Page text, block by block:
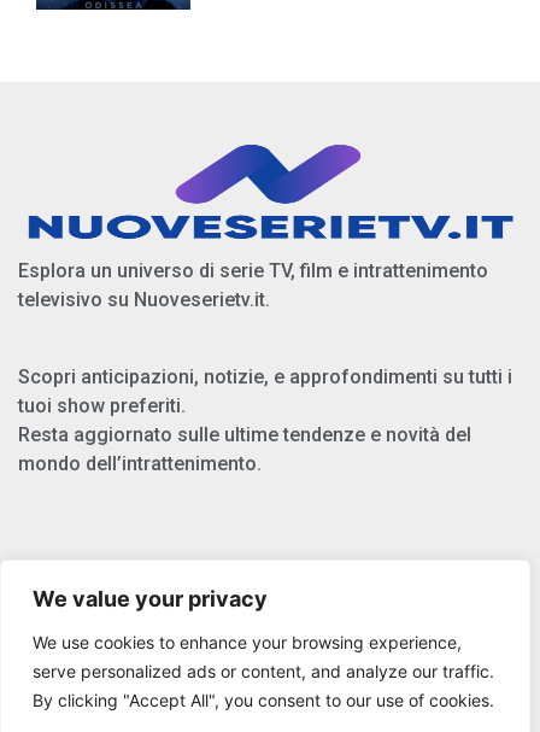
We value your privacy
We use cookies to enhance your browsing experience,
serve personalized ads or content, and analyze our traffic.
By clicking "Accept All", you consent to our use of cookies.
Esplora un universo di serie TV, film e intrattenimento
televisivo su Nuoveserietv.it.
Scopri anticipazioni, notizie, e approfondimenti su tutti i
tuoi show preferiti.
Resta aggiornato sulle ultime tendenze e novità del
mondo dell’intrattenimento.
Privacy Policy
Cookie Policy